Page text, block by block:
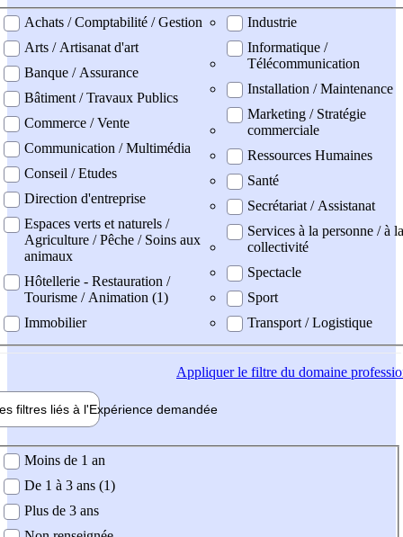
professionel
Achats / Comptabilité / Gestion
Arts / Artisanat d'art
Banque / Assurance
Bâtiment / Travaux Publics
Commerce / Vente
Communication / Multimédia
Conseil / Etudes
Direction d'entreprise
Espaces verts et naturels /
Agriculture / Pêche / Soins aux
animaux
Hôtellerie - Restauration /
Tourisme / Animation (1)
Immobilier
Industrie
Informatique /
Télécommunication
Installation / Maintenance
Marketing / Stratégie
commerciale
Ressources Humaines
Santé
Secrétariat / Assistanat
Services à la personne / à la
collectivité
Spectacle
Sport
Transport / Logistique
Appliquerle filtre du domaine
filtres liés à l'Expérience demandée
demandée
Moins de 1 an
De 1 à 3 ans (1)
Plus de 3 ans